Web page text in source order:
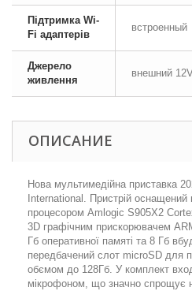
Підтримка Wi-
Fi адаптерів
встроенный
Джерело
живлення
внешний
ОПИСАНИЕ
Нова мультимедійна приставка
International. Пристрій оснащений
процесором Amlogic S905X2
3D графічним прискорювачем
Гб оперативної памяті та 8 Гб
передбачений слот microSD для
обємом до 128Гб. У комплект
мікрофоном, що значно спрощує